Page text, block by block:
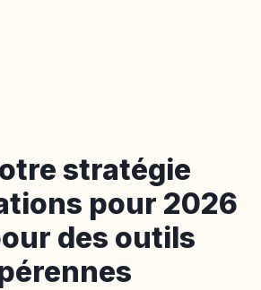
stratégie
pour 2026
des outils